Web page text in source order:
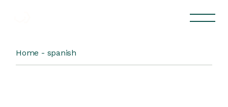
Home spanish